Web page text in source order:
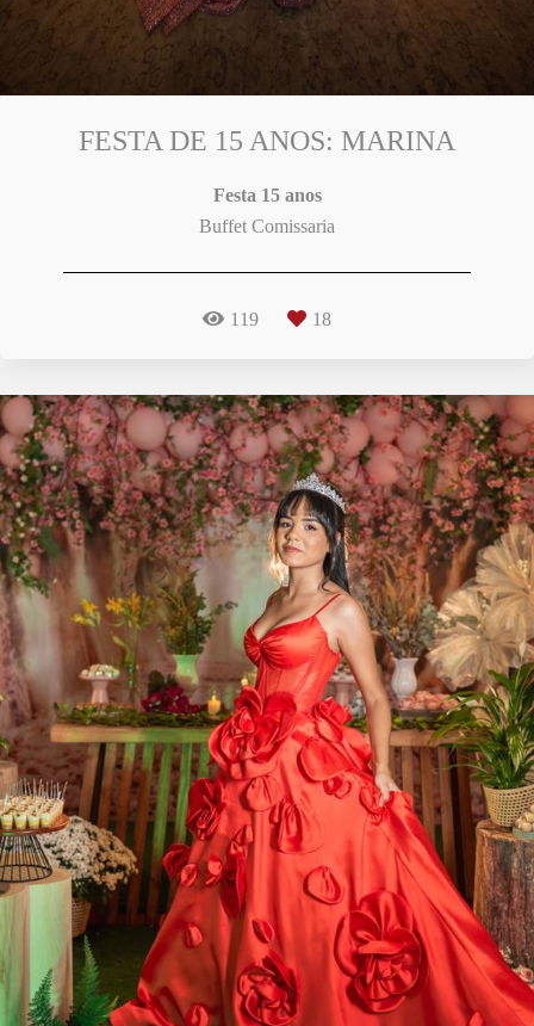
FESTA DE 15 ANOS: MARINA
Festa 15 anos
Buffet Comissaria
119 18